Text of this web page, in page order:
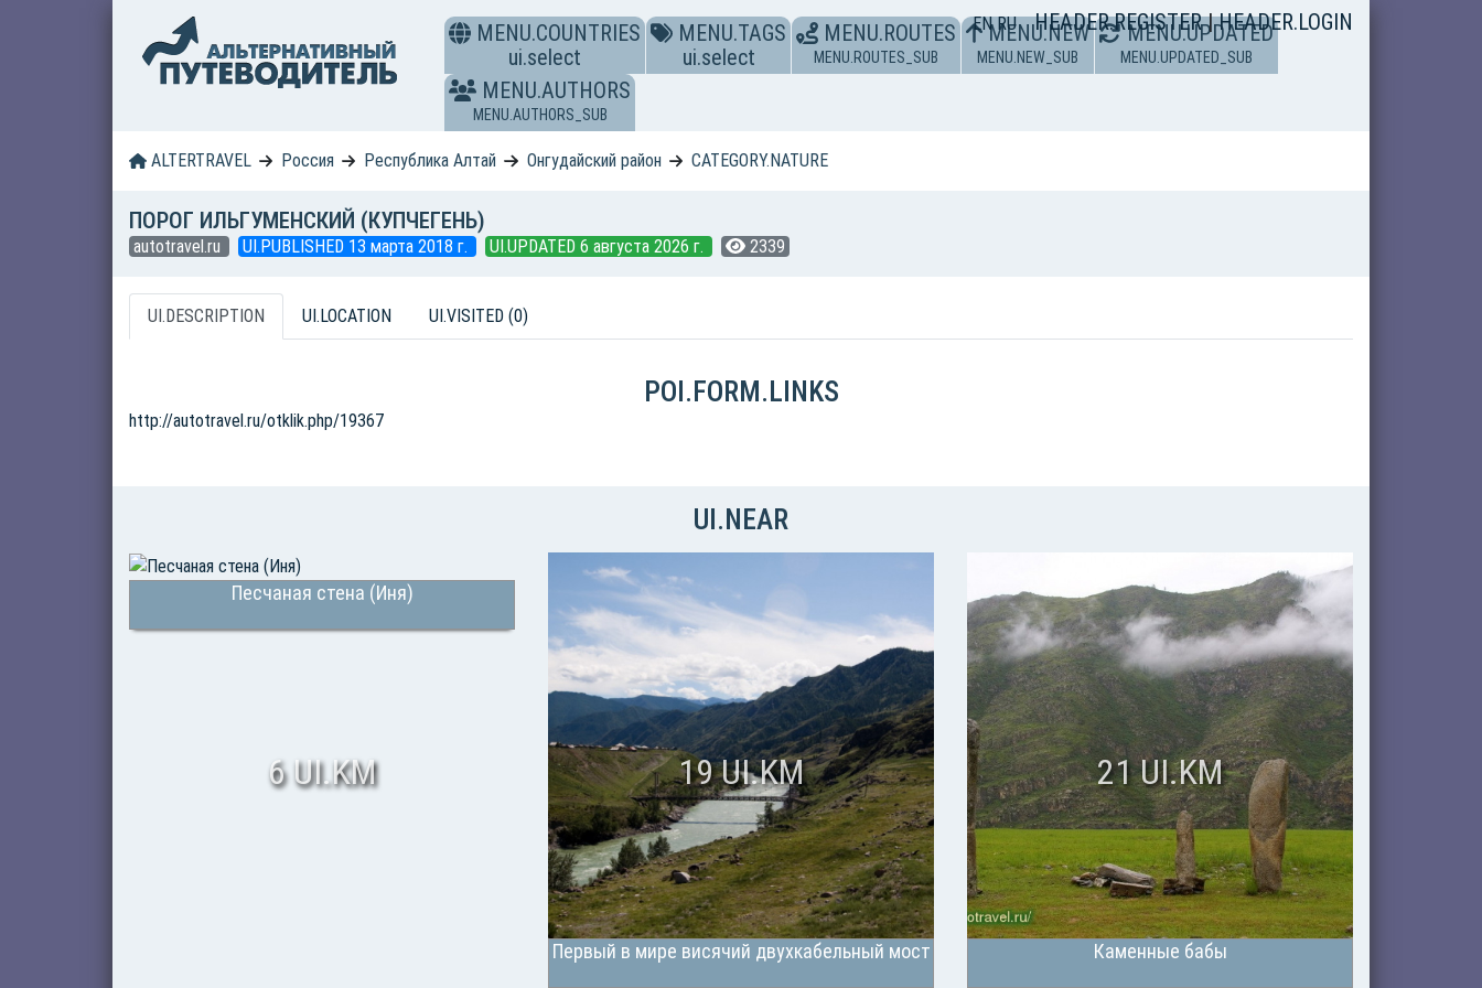
ENRU HEADER.REGISTER|HEADER.LOGIN
MENU.COUNTRIES
ui.select
MENU.TAGS
ui.select
MENU.ROUTES
MENU.ROUTES_SUB
MENU.NEW
MENU.NEW_SUB
MENU.UPDATED
MENU.UPDATED_SUB
MENU.AUTHORS
MENU.AUTHORS_SUB
ALTERTRAVEL Россия Республика Алтай Онгудайский район CATEGORY.NATURE
ПОРОГ ИЛЬГУМЕНСКИЙ (КУПЧЕГЕНЬ)
autotravel.ru UI.PUBLISHED 13 марта 2018 г. UI.UPDATED 6 августа 2026 г. 2339
UI.DESCRIPTION UI.LOCATION UI.VISITED (0)
POI.FORM.LINKS
http://autotravel.ru/otklik.php/19367
UI.NEAR
Песчаная стена (Иня)
6 UI.KM
Первый в мире висячий двухкабельный мост
19 UI.KM
Каменные бабы
21 UI.KM